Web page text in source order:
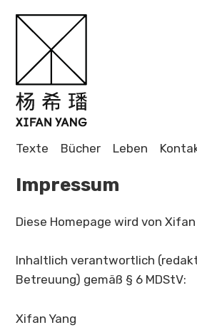
XIFAN
Texte Bücher Leben
Impressum
Diese Homepage wird von
Inhaltlich verantwortlich
Betreuung) gemäß § 6 MDStV:
Xifan Yang